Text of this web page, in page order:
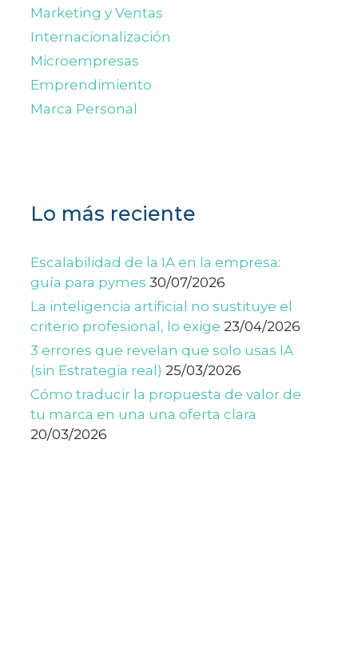
Marketing y Ventas
Internacionalización
Microempresas
Emprendimiento
Marca Personal
Lo más reciente
Escalabilidad de la IA en la empresa:
guía para pymes 30/07/2026
La inteligencia artificial no sustituye el
criterio profesional, lo exige 23/04/2026
3 errores que revelan que solo usas IA
(sin Estrategia real) 25/03/2026
Cómo traducir la propuesta de valor de
tu marca en una una oferta clara
20/03/2026